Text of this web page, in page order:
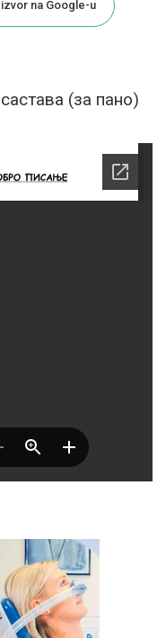
na Google-u
(за пано)